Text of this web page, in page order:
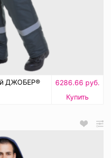
ДЖОБЕР®
6286.66 руб.
Купить